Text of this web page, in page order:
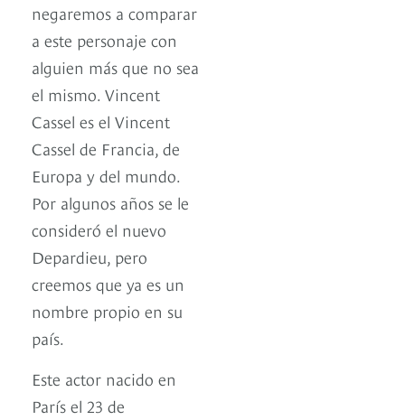
negaremos a comparar
a este personaje con
alguien más que no sea
el mismo. Vincent
Cassel es el Vincent
Cassel de Francia, de
Europa y del mundo.
Por algunos años se le
consideró el nuevo
Depardieu, pero
creemos que ya es un
nombre propio en su
país.
Este actor nacido en
París el 23 de